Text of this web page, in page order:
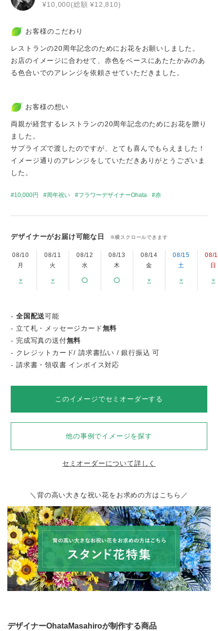
¥10,000(総額 ¥12,810)
お客様のこだわり
レストランの20周年記念のためにお花をお願いしました。
お店のイメージに合わせて、赤色をベースにあたたかみのあ
る色合いでのアレンジを依頼させていただきました。
お客様の想い
両親が経営するレストランの20周年記念のためにお花を贈り
ました。
サプライズで渡したのですが、とても喜んでもらえました！
イメージ通りのアレンジをしていただきありがとうございま
した。
10,000円 周年祝い フラワーデザイナーOhata 赤
デザイナーがお届け可能な日 ※横スクロールできます
08/10
月
×
08/11
火
×
08/12
水
08/13
木
08/14
金
×
08/15
土
×
08/
日
×
-全国配送可能
- 立て札・メッセージカード無料
- 完成写真の送付無料
- クレジットカード/ 請求書払い / 銀行振込 可
- 請求書・領収書 インボイス対応
このイメージでセミオーダーする
他の事例でイメージを探す
セミオーダーについて詳しく
＼背の高い大きな祝い花をお求めの方はこちら／
デザイナーOhataMasahiroが制作する商品